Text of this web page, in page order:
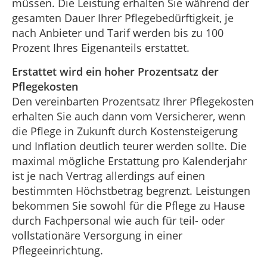
müssen. Die Leistung erhalten Sie während der
gesamten Dauer Ihrer Pflegebedürftigkeit, je
nach Anbieter und Tarif werden bis zu 100
Prozent Ihres Eigenanteils erstattet.
Erstattet wird ein hoher Prozentsatz der
Pflegekosten
Den vereinbarten Prozentsatz Ihrer Pflegekosten
erhalten Sie auch dann vom Versicherer, wenn
die Pflege in Zukunft durch Kostensteigerung
und Inflation deutlich teurer werden sollte. Die
maximal mögliche Erstattung pro Kalenderjahr
ist je nach Vertrag allerdings auf einen
bestimmten Höchstbetrag begrenzt. Leistungen
bekommen Sie sowohl für die Pflege zu Hause
durch Fachpersonal wie auch für teil- oder
vollstationäre Versorgung in einer
Pflegeeinrichtung.